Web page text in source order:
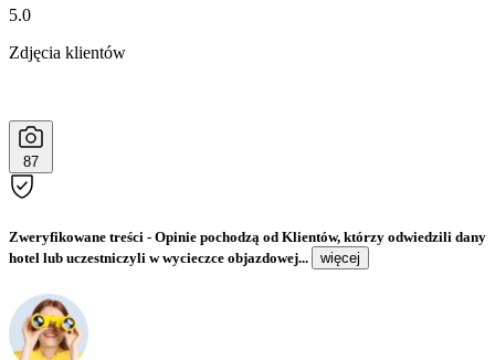
5.0
Zdjęcia klientów
87
Zweryfikowane treści - Opinie pochodzą od Klientów, którzy odwiedzili dany
hotel lub uczestniczyli w wycieczce objazdowej...
więcej